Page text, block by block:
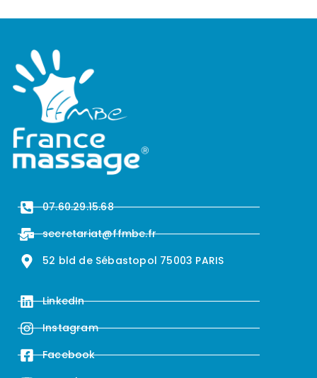
07.60.29.15.68
secretariat@ffmbe.fr
52 bld de Sébastopol 75003 PARIS
LinkedIn
Instagram
Facebook